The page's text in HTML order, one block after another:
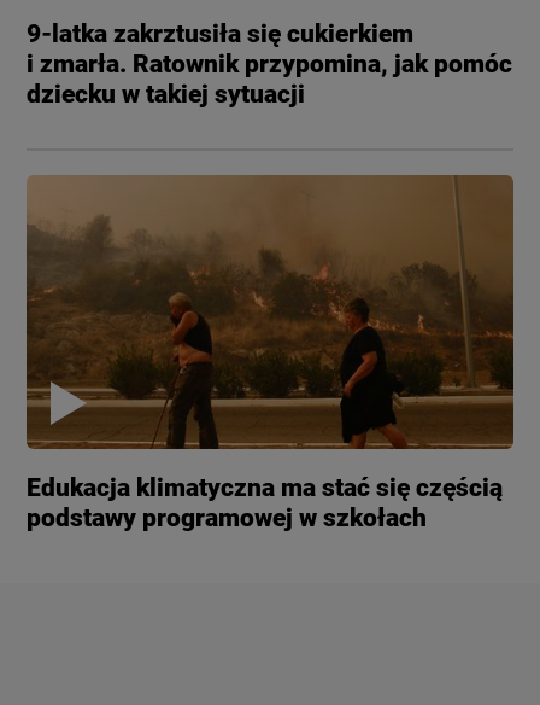
9-latka zakrztusiła się cukierkiem
i zmarła. Ratownik przypomina, jak pomóc
dziecku w takiej sytuacji
Edukacja klimatyczna ma stać się częścią
podstawy programowej w szkołach